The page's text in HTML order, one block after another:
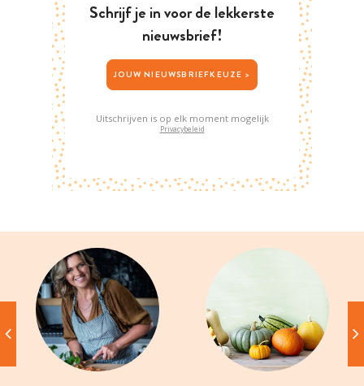
Schrijf je in voor de lekkerste
nieuwsbrief!
JOUW NIEUWSBRIEFKEUZE >
Uitschrijven is op elk moment mogelijk
Privacybeleid